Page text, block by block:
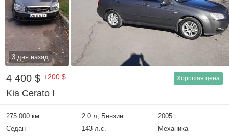
3 дня назад
4 400 $ +200 $ Хорошая цена
Kia Cerato I
275 000 км 2.0 л, Бензин
2005 г.
Седан
143 л.с.
Механика